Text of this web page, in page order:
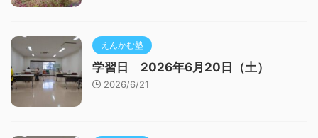
えんかむ塾
学習日 2026年6月20日（土）
2026/6/21